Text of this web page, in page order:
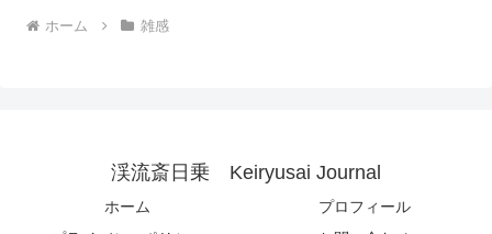
ホーム 雑感
渓流斎日乗 Keiryusai Journal
ホーム
プロフィール